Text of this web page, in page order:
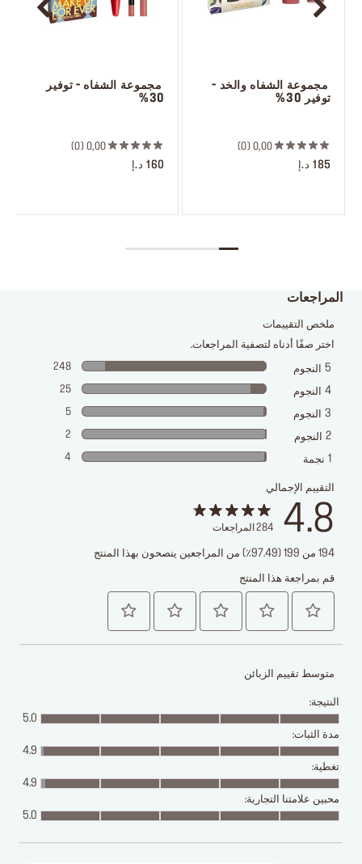
30%
0,00
0
160 د.إ
مجموعة الشفاه والخد -
توفير 30%
0,00
0
185 د.إ
المراجعات
ملخص التقييمات
اختر صفًا أدناه لتصفية المراجعات.
5 النجوم 248
4 النجوم 25
3 النجوم 5
2 النجوم 2
1 نجمة 4
التقييم الإجمالي
4.8
284 المراجعات
194 من 199 (97.49٪) من المراجعين ينصحون بهذا المنتج
قم بمراجعة هذا المنتج
متوسط تقييم الزبائن
النتيجة:
5.0
مدة الثبات:
4.9
تغطية:
4.9
محبين علامتنا التجارية:
5.0